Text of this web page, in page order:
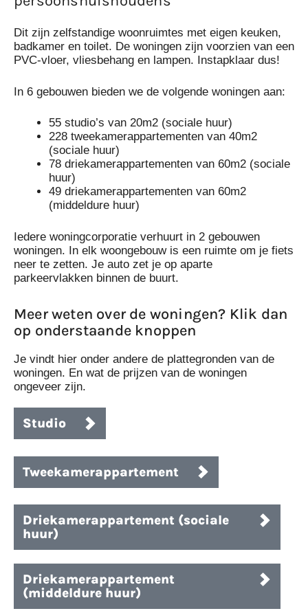
Dit zijn zelfstandige woonruimtes met eigen keuken,
badkamer en toilet. De woningen zijn voorzien van een
PVC-vloer, vliesbehang en lampen. Instapklaar dus!
In 6 gebouwen bieden we de volgende woningen aan:
55 studio’s van 20m2 (sociale huur)
228 tweekamerappartementen van 40m2
(sociale huur)
78 driekamerappartementen van 60m2 (sociale
huur)
49 driekamerappartementen van 60m2
(middeldure huur)
Iedere woningcorporatie verhuurt in 2 gebouwen
woningen. In elk woongebouw is een ruimte om je fiets
neer te zetten. Je auto zet je op aparte
parkeervlakken binnen de buurt.
Meer weten over de woningen? Klik dan
op onderstaande knoppen
Je vindt hier onder andere de plattegronden van de
woningen. En wat de prijzen van de woningen
ongeveer zijn.
Studio
Tweekamerappartement
Driekamerappartement (sociale
huur)
Driekamerappartement
(middeldure huur)